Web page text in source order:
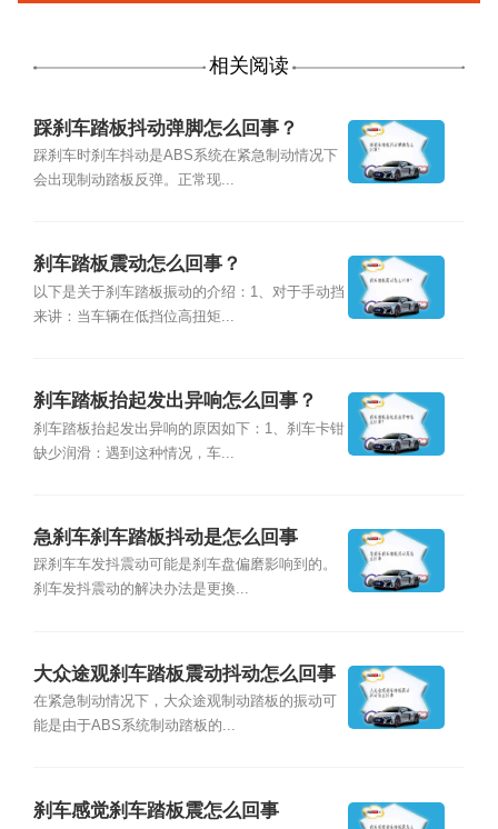
相关阅读
踩刹车踏板抖动弹脚怎么回事？
踩刹车时刹车抖动是ABS系统在紧急制动情况下
会出现制动踏板反弹。正常现...
刹车踏板震动怎么回事？
以下是关于刹车踏板振动的介绍：1、对于手动挡
来讲：当车辆在低挡位高扭矩...
刹车踏板抬起发出异响怎么回事？
刹车踏板抬起发出异响的原因如下：1、刹车卡钳
缺少润滑：遇到这种情况，车...
急刹车刹车踏板抖动是怎么回事
踩刹车车发抖震动可能是刹车盘偏磨影响到的。
刹车发抖震动的解决办法是更換...
大众途观刹车踏板震动抖动怎么回事
在紧急制动情况下，大众途观制动踏板的振动可
能是由于ABS系统制动踏板的...
刹车感觉刹车踏板震怎么回事